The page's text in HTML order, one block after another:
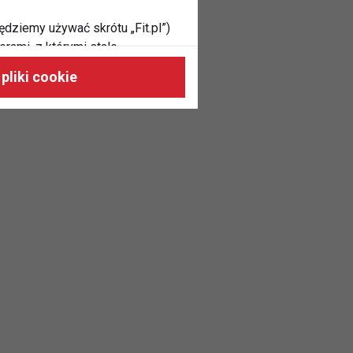
używać skrótu „Fit.pl”)
z którymi stale
oraz do
odpowiadać Twoim
je na nasze zlecenie,
danych na podstawie
oparciu o stosowną podstawę
cookie